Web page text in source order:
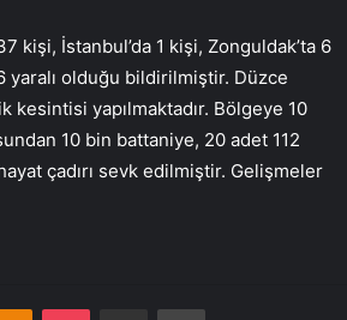
kişi, İstanbul’da 1 kişi, Zonguldak’ta 6
yaralı olduğu bildirilmiştir. Düzce
yapılmaktadır. Bölgeye 10
10 bin battaniye, 20 adet 112
çadırı sevk edilmiştir. Gelişmeler
Odnoklassniki
Pocket E-Posta ile paylaş Yazdır